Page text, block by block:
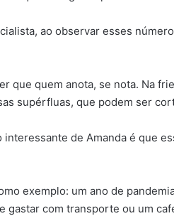
ao observar esses
que quem anota, se nota. Na
supérfluas, que podem ser
interessante de Amanda é que
exemplo: um ano de
gastar com transporte ou um